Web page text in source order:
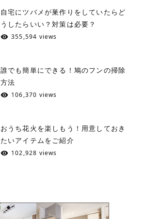
自宅にツバメが巣作りをしていたらど
うしたらいい？対策は必要？
355,594 views
誰でも簡単にできる！鳩のフンの掃除
方法
106,370 views
おうち花火を楽しもう！用意しておき
たいアイテムをご紹介
102,928 views